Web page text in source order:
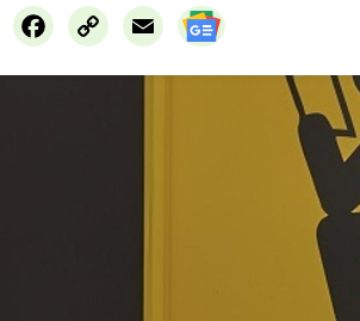
FacebookCopy
Link
Email